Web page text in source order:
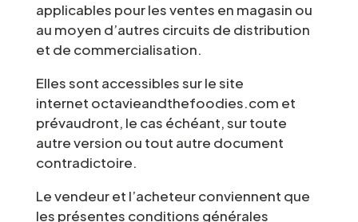
applicables pour les ventes en magasin ou
au moyen d’autres circuits de distribution
et de commercialisation.
Elles sont accessibles sur le site
internet octavieandthefoodies.com et
prévaudront, le cas échéant, sur toute
autre version ou tout autre document
contradictoire.
Le vendeur et l’acheteur conviennent que
les présentes conditions générales